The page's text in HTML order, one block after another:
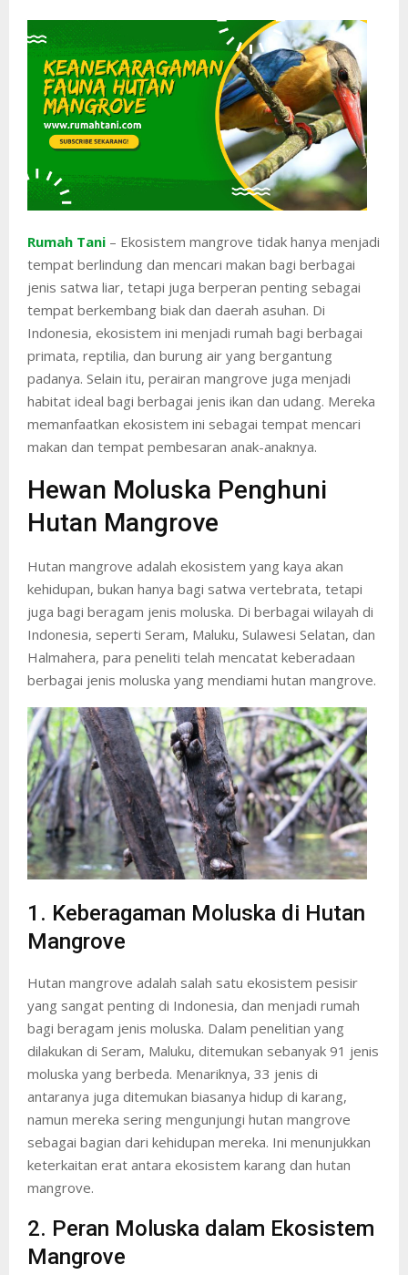
Rumah Tani – Ekosistem mangrove tidak hanya menjadi
tempat berlindung dan mencari makan bagi berbagai
jenis satwa liar, tetapi juga berperan penting sebagai
tempat berkembang biak dan daerah asuhan. Di
Indonesia, ekosistem ini menjadi rumah bagi berbagai
primata, reptilia, dan burung air yang bergantung
padanya. Selain itu, perairan mangrove juga menjadi
habitat ideal bagi berbagai jenis ikan dan udang. Mereka
memanfaatkan ekosistem ini sebagai tempat mencari
makan dan tempat pembesaran anak-anaknya.
Hewan Moluska Penghuni
Hutan Mangrove
Hutan mangrove adalah ekosistem yang kaya akan
kehidupan, bukan hanya bagi satwa vertebrata, tetapi
juga bagi beragam jenis moluska. Di berbagai wilayah di
Indonesia, seperti Seram, Maluku, Sulawesi Selatan, dan
Halmahera, para peneliti telah mencatat keberadaan
berbagai jenis moluska yang mendiami hutan mangrove.
1. Keberagaman Moluska di Hutan
Mangrove
Hutan mangrove adalah salah satu ekosistem pesisir
yang sangat penting di Indonesia, dan menjadi rumah
bagi beragam jenis moluska. Dalam penelitian yang
dilakukan di Seram, Maluku, ditemukan sebanyak 91 jenis
moluska yang berbeda. Menariknya, 33 jenis di
antaranya juga ditemukan biasanya hidup di karang,
namun mereka sering mengunjungi hutan mangrove
sebagai bagian dari kehidupan mereka. Ini menunjukkan
keterkaitan erat antara ekosistem karang dan hutan
mangrove.
2. Peran Moluska dalam Ekosistem
Mangrove